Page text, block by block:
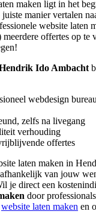
maken ligt in het
manier vertalen
website laten
offertes op te
Ido Ambacht
webdesign
zelfs na livegang
verhouding
offertes
laten maken in
van jouw
je direct een
door
website laten maken en